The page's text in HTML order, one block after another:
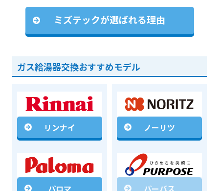
ミズテックが選ばれる理由
ガス給湯器交換おすすめモデル
リンナイ ノーリツ
パロマ パーパス